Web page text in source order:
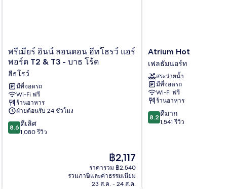
พรีเมียร์
อินน์
ลอนดอน
ฮีทโธรว์
แอร์
พอร์ต
T2
&
T3
-
พรีเมียร์ อินน์ ลอนดอน ฮีทโธรว์ แอร์
พอร์ต T2 & T3 - บาธ โร้ด
ฮีธโรว์
มีที่จอดรถ
Wi-Fi ฟรี
ร้านอาหาร
ฝ่ายต้อนรับ 24 ชั่วโมง
8.6
จาก
8.6 ดีเลิศ
1,080 รีวิว
ราคา
ปัจจุบัน
คือ
฿2,117
฿2,117
ราคารวม ฿2,540
รวมภาษีและค่าธรรมเนียม
23 ส.ค. - 24 ส.ค.
Atrium
Hotel
Heathrow
เฟล
ธัม
นอร์ท
Atrium Hotel
เฟลธัมนอร์ท
สระว่ายน้ำ
มีที่จอดรถ
Wi-Fi ฟรี
ร้านอาหาร
8.2
จาก
8.2 ดีมาก
1,541 รีวิว